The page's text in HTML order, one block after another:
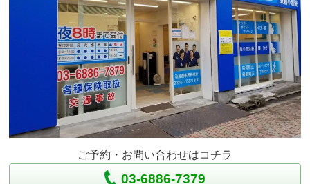
ご予約・お問い合わせはコチラ
03-6886-7379